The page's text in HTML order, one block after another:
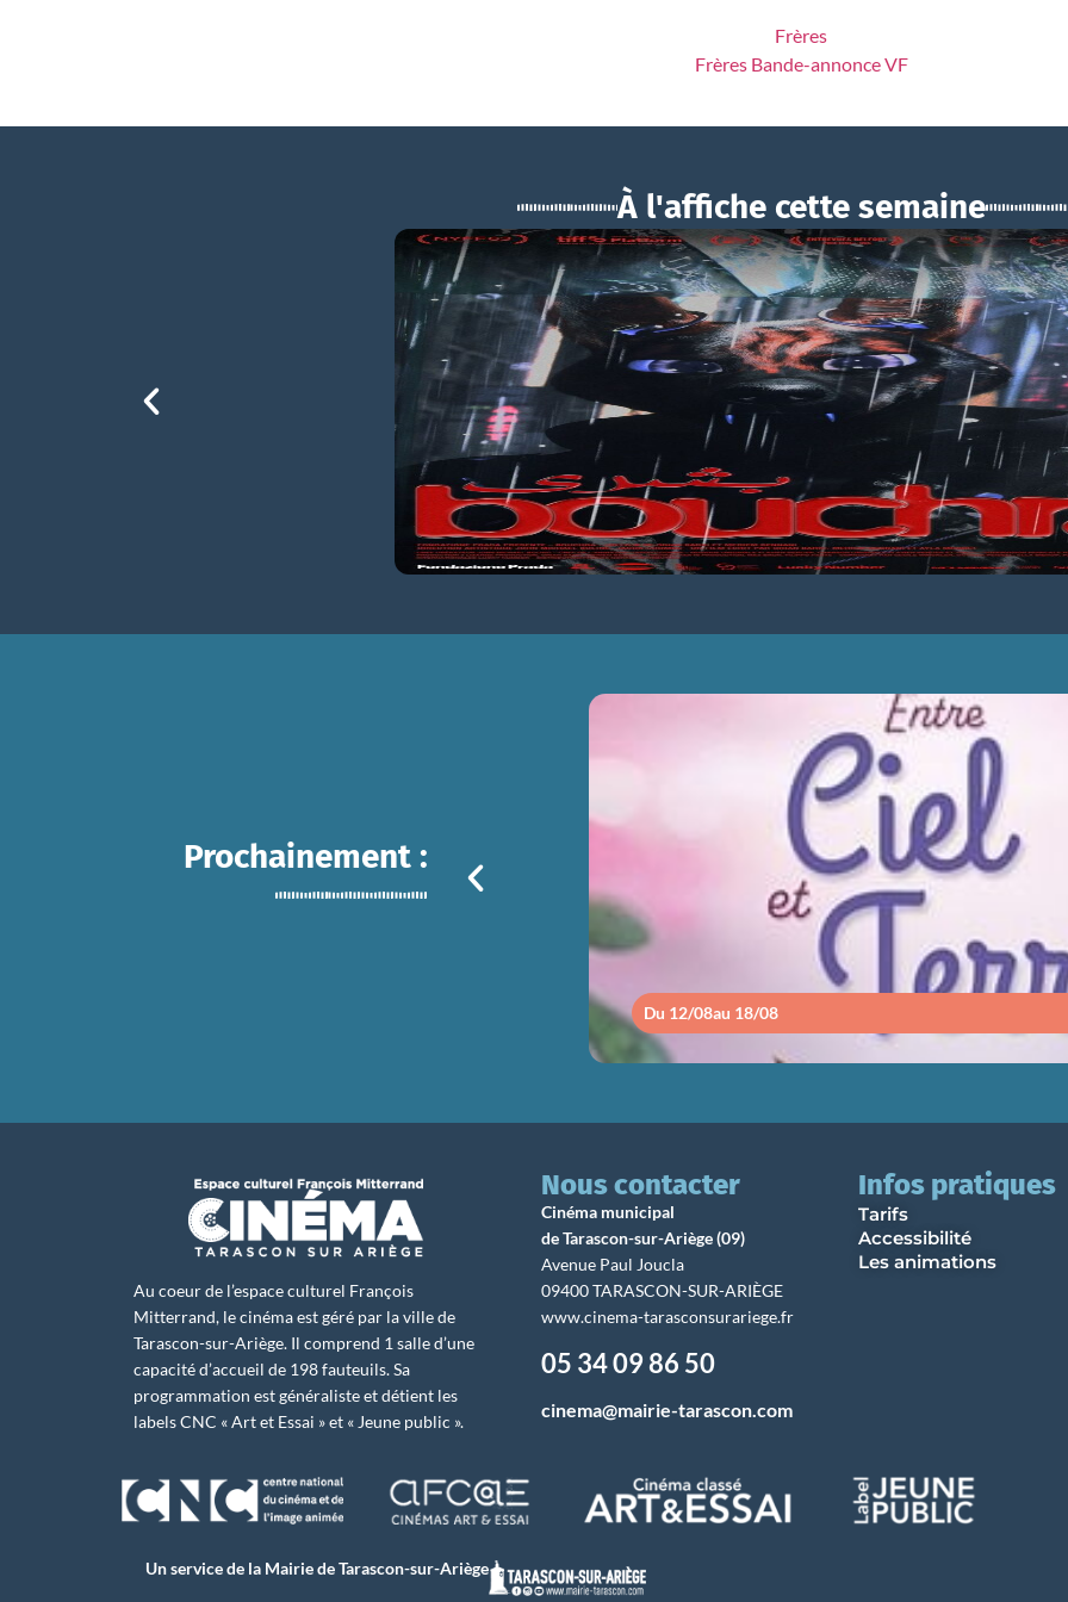
Frères
Frères Bande-annonce VF
À l'affiche cette semaine
BOUCHRA
Prochainement :
Du 12/08au 18/08
ENTRE CIEL ET
Au coeur de l’espace culturel François
Mitterrand, le cinéma est géré par la ville de
Tarascon-sur-Ariège. Il comprend 1 salle d’une
capacité d’accueil de 198 fauteuils. Sa
programmation est généraliste et détient les
labels CNC « Art et Essai » et « Jeune public ».
Nous contacter
Cinéma municipal
de Tarascon-sur-Ariège (09)
Avenue Paul Joucla
09400 TARASCON-SUR-ARIÈGE
www.cinema-tarasconsurariege.fr
05 34 09 86 50
cinema@mairie-tarascon.com
Infos pratiques
Tarifs
Accessibilité
Les animations
Un service de la Mairie de Tarascon-sur-Ariège